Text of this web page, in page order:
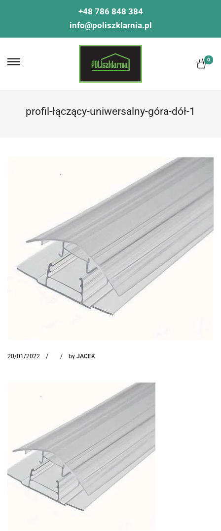
+48 786 848 384
info@poliszklarnia.pl
0
profil-łączący-uniwersalny-góra-dół-1
20/01/2022 by JACEK